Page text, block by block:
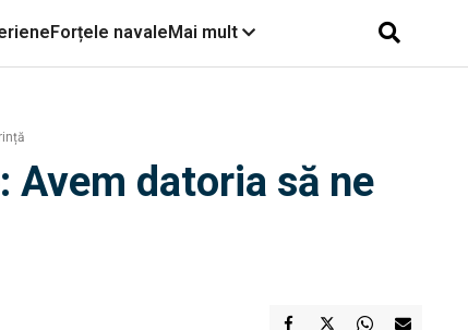
Forțele navaleMai mult
Avem datoria să ne